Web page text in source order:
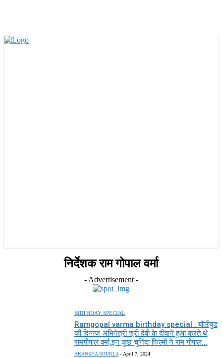
निर्देशक राम गोपाल वर्मा
- Advertisement -
BIRTHDAY SPECIAL
Ramgopal varma birthday special : बॉलीवुड
की दिग्गज अभिनेत्री श्री देवी के दीवाने हुआ करते थे
रामगोपाल वर्मा,इन कुछ चुनिंदा फिल्मों ने राम गोपाल...
AKANSHA SHUKLA - April 7, 2024